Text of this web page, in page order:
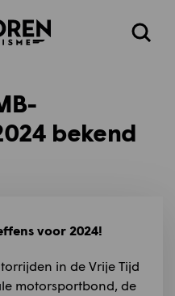
Zoeken
bekend
voor 2024!
in de Vrije Tijd
motorsportbond, de